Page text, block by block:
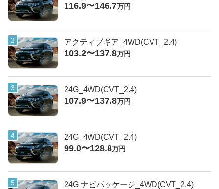
116.9〜146.7万円
アクティブギア_4WD(CVT_2.4)
103.2〜137.8万円
24G_4WD(CVT_2.4)
107.9〜137.8万円
24G_4WD(CVT_2.4)
99.0〜128.8万円
24G ナビパッケージ_4WD(CVT_2.4)